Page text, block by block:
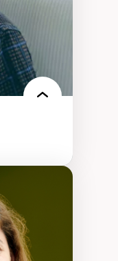
réflexives
en
à
l’IA